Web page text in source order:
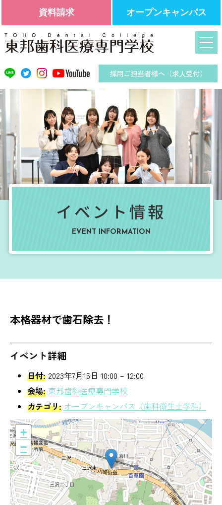
採用ご担当者様へ（求人受付）
イベント情報
EVENT INFORMATION
本格器材で歯石除去！
イベント詳細
日付: 2023年7月15日 10:00 – 12:00
会場: 東邦歯科医療専門学校
カテゴリ: オープンキャンパス（歯科衛生士学科）
+
−
資料請求 オープンキャンパス